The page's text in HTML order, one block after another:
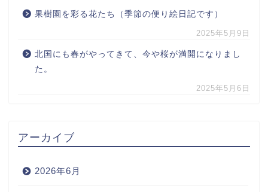
果樹園を彩る花たち（季節の便り絵日記です）
2025年5月9日
北国にも春がやってきて、今や桜が満開になりまし
た。
2025年5月6日
アーカイブ
2026年6月